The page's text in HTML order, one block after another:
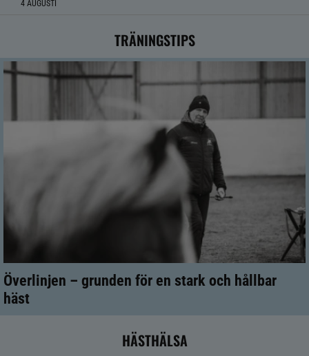
4 AUGUSTI
TRÄNINGSTIPS
Överlinjen – grunden för en stark och hållbar
häst
HÄSTHÄLSA